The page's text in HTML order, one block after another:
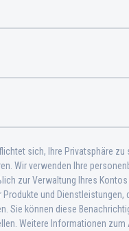
sich, Ihre Privatsphäre zu
Wir verwenden Ihre
zur Verwaltung Ihres
Produkte und Dienstleistungen,
Sie können diese
Weitere Informationen zum